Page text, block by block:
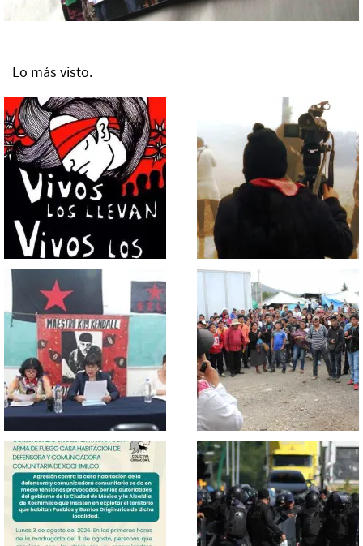
Lo más visto.